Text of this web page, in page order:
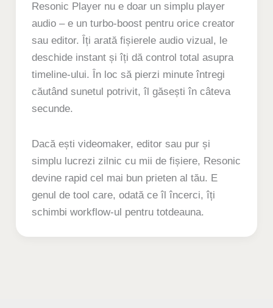
Resonic Player nu e doar un simplu player
audio – e un turbo-boost pentru orice creator
sau editor. Îți arată fișierele audio vizual, le
deschide instant și îți dă control total asupra
timeline-ului. În loc să pierzi minute întregi
căutând sunetul potrivit, îl găsești în câteva
secunde.
Dacă ești videomaker, editor sau pur și
simplu lucrezi zilnic cu mii de fișiere, Resonic
devine rapid cel mai bun prieten al tău. E
genul de tool care, odată ce îl încerci, îți
schimbi workflow-ul pentru totdeauna.